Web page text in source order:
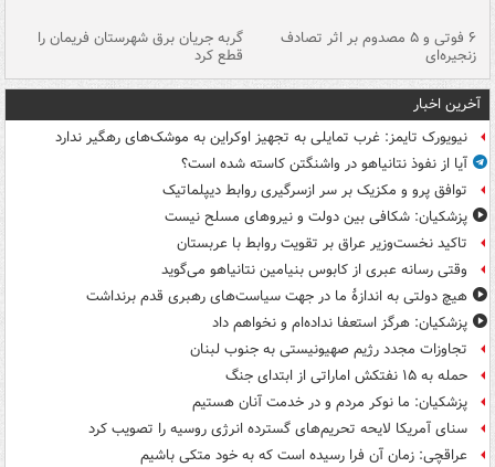
۶ فوتی و ۵ مصدوم بر اثر تصادف
زنجیره‌ای
گربه جریان برق شهرستان فریمان را
قطع کرد
آخرین اخبار
نیویورک تایمز: غرب تمایلی به تجهیز اوکراین به موشک‌های رهگیر ندارد
آیا از نفوذ نتانیاهو در واشنگتن کاسته شده است؟
توافق پرو و مکزیک بر سر ازسرگیری روابط دیپلماتیک
پزشکیان: شکافی بین دولت و نیروهای مسلح نیست
تاکید نخست‌وزیر عراق بر تقویت روابط با عربستان
وقتی رسانه عبری از کابوس بنیامین نتانیاهو می‌گوید
هیچ دولتی به اندازۀ ما در جهت سیاست‌های رهبری قدم برنداشت
پزشکیان: هرگز استعفا نداده‌ام و نخواهم داد
تجاوزات مجدد رژیم صهیونیستی به جنوب لبنان
حمله به ۱۵ نفتکش‌ اماراتی از ابتدای جنگ
پزشکیان: ما نوکر مردم و در خدمت آنان هستیم
سنای آمریکا لایحه تحریم‌های گسترده انرژی روسیه را تصویب کرد
عراقچی: زمان آن فرا رسیده است که به خود متکی باشیم